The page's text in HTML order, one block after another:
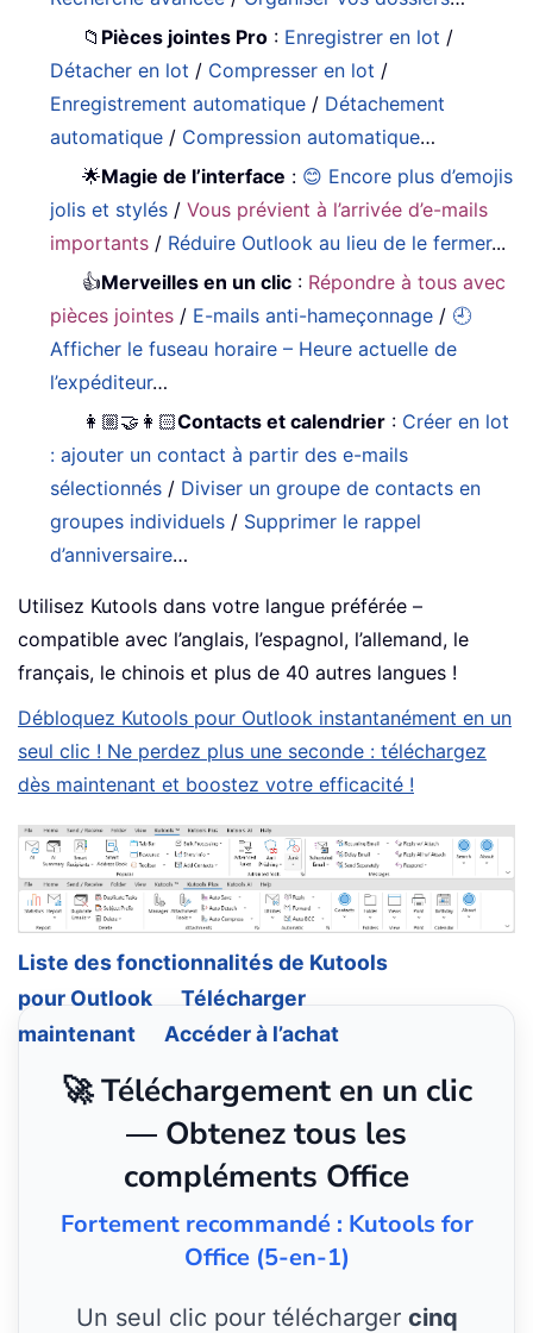
📁 Pièces jointes Pro : Enregistrer en lot /
Détacher en lot / Compresser en lot /
Enregistrement automatique / Détachement
automatique / Compression automatique…
🌟Magie de l’interface : 😊 Encore plus d’emojis
jolis et stylés /Vous prévient à l’arrivée d’e-mails
importants / Réduire Outlook au lieu de le fermer...
👍Merveilles en un clic : Répondre à tous avec
pièces jointes / E-mails anti-hameçonnage / 🕘
Afficher le fuseau horaire – Heure actuelle de
l’expéditeur…
👩🏼‍🤝‍👩🏻Contacts et calendrier : Créer en lot
: ajouter un contact à partir des e-mails
sélectionnés / Diviser un groupe de contacts en
groupes individuels / Supprimer le rappel
d’anniversaire…
Utilisez Kutools dans votre langue préférée –
compatible avec l’anglais, l’espagnol, l’allemand, le
français, le chinois et plus de 40 autres langues !
Débloquez Kutools pour Outlook instantanément en un
seul clic ! Ne perdez plus une seconde : téléchargez
dès maintenant et boostez votre efficacité !
Liste des fonctionnalités de Kutools
pour Outlook
Télécharger
maintenant
Accéder à l’achat
🚀 Téléchargement en un clic
— Obtenez tous les
compléments Office
Fortement recommandé : Kutools for
Office (5-en-1)
Un seul clic pour télécharger cinq